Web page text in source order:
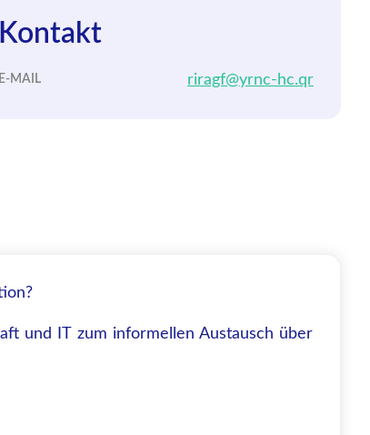
Kontakt
E-MAIL riragf@yrnc-hc.qr
und IT zum informellen Austausch über